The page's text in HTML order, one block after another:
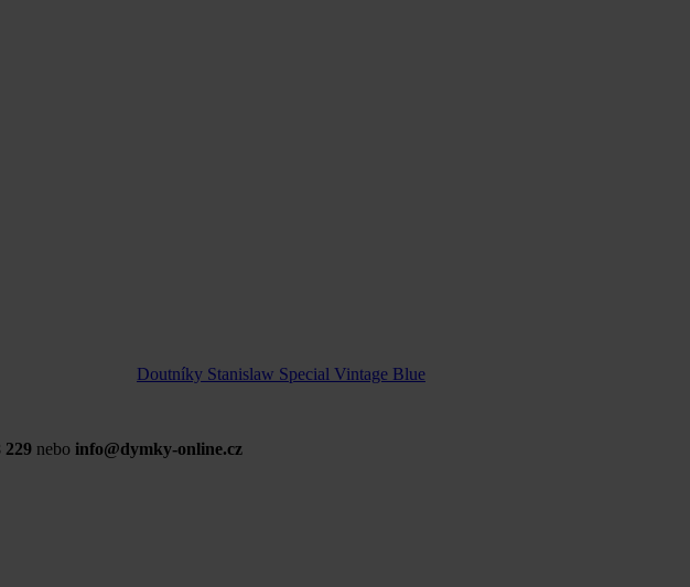
Doutníky Stanislaw Special Vintage Blue
229 nebo info@dymky-online.cz